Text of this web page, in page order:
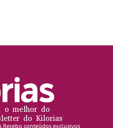
o melhor do
do Kilorias
conteúdos exclusivos